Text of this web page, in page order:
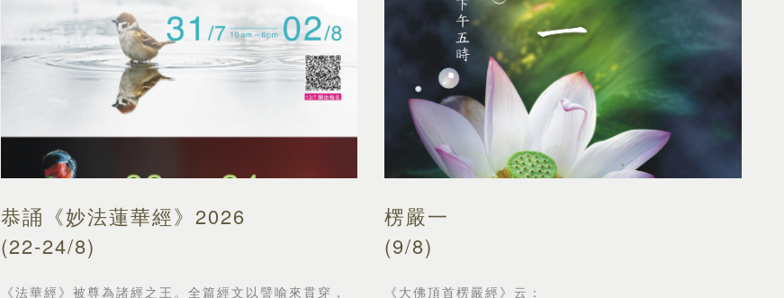
恭誦《妙法蓮華經》2026
(22-24/8)
《法華經》被尊為諸經之王。全篇經文以譬喻來貫穿，
楞嚴一
(9/8)
《大佛頂首楞嚴經》云：